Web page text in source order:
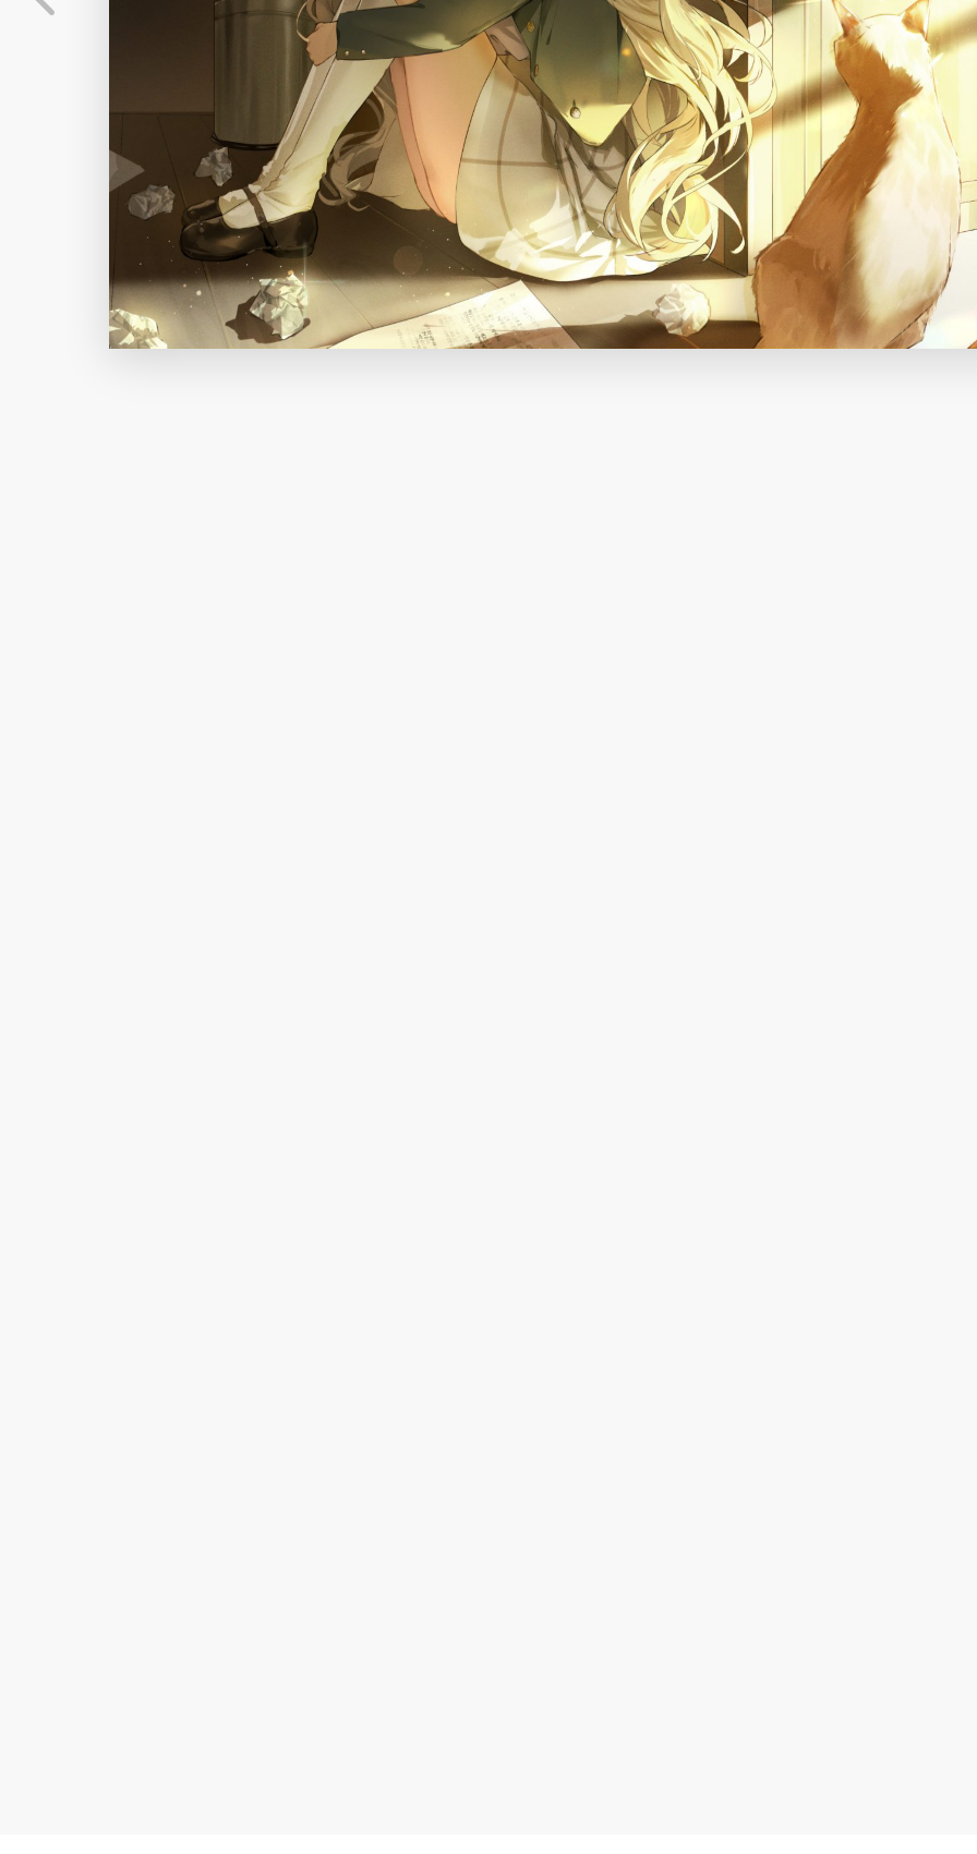
弹幕会在下方多行滚动展示；匿名发送有数量和频率限制。
分类
标签 (逗号分隔)
常用标签: 4K壁纸 Bizhi Gallery 拾光壁纸 HDQwalls 4K Hd 通用
正在生成支付二维码...
99.00